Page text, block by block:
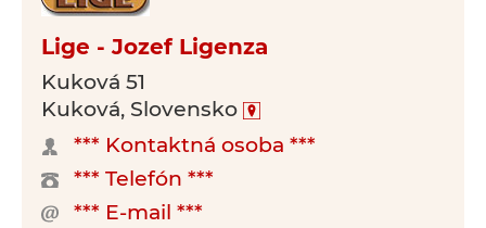
Lige - Jozef Ligenza
Kuková 51
Kuková, Slovensko
*** Kontaktná osoba ***
*** Telefón ***
*** E-mail ***